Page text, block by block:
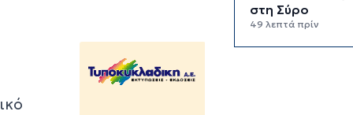
στη Σύρο
49 λεπτά πρίν